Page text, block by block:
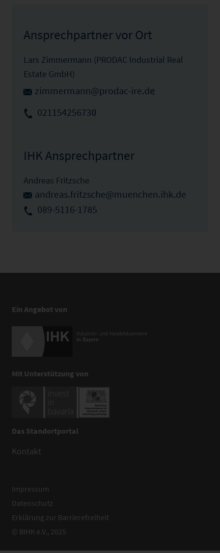
Ansprechpartner vor Ort
Lars Zimmermann (PRODAC Industrial Real
Estate GmbH)
zimmermann@prodac-ire.de
021154256730
IHK Ansprechpartner
Andreas Fritzsche
andreas.fritzsche@muenchen.ihk.de
089-5116-1785
Ein Angebot von
Mit Unterstützung von
Das Standortportal
Kontakt
Impressum
Datenschutz
Erklärung zur Barrierefreiheit
© BIHK e.V., 2025